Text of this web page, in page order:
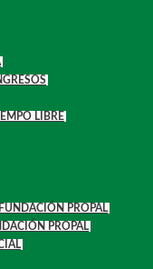
LIBRE
PROPAL
PROPAL